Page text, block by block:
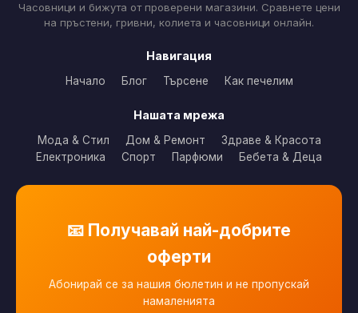
Часовници и бижута от проверени магазини. Сравнете цени
на пръстени, гривни, колиета и часовници онлайн.
Навигация
Начало Блог Търсене Как печелим
Нашата мрежа
Мода & Стил Дом & Ремонт
Здраве & Красота
Електроника
Спорт Парфюми Бебета & Деца
📧 Получавай най-добрите
оферти
Абонирай се за нашия бюлетин и не пропускай
намаленията